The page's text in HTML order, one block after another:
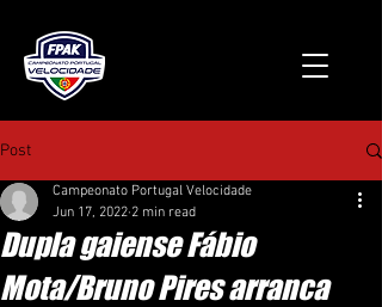
Post
Dupla gaiense Fábio
Mota/Bruno Pires arranca
Campeonato Portugal Velocidade
Jun 17, 2022 2 min read